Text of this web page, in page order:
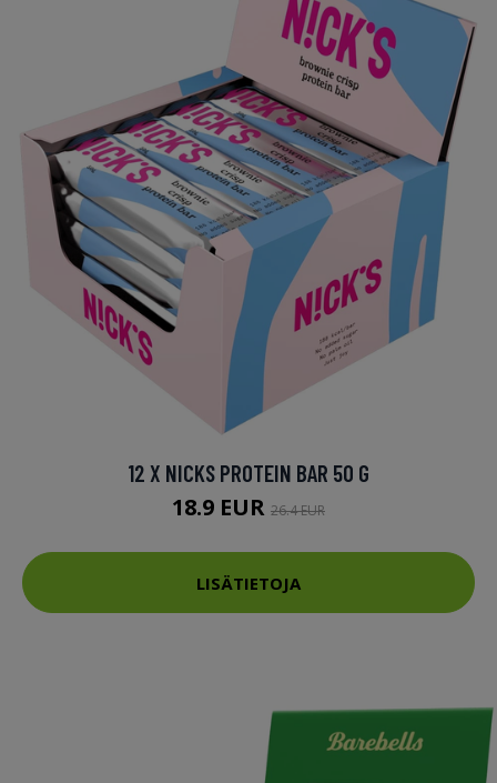
12 X NICKS PROTEIN BAR 50 G
18.9 EUR 26.4 EUR
LISÄTIETOJA